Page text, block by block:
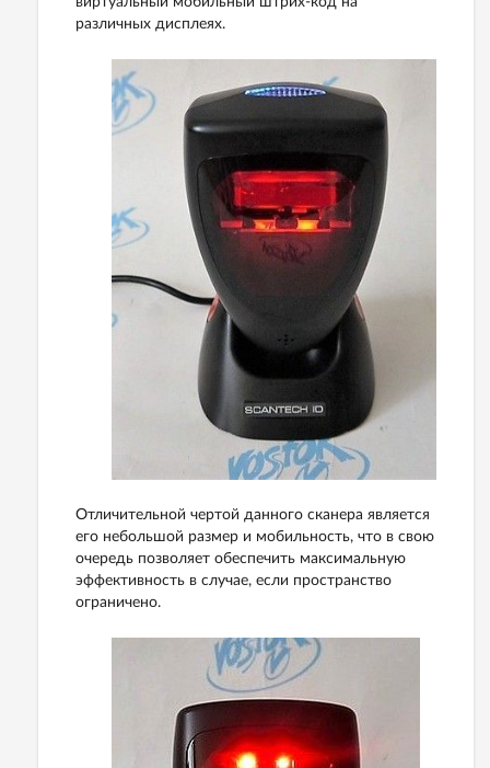
различных дисплеях.
Отличительной чертой данного сканера является
его небольшой размер и мобильность, что в свою
очередь позволяет обеспечить максимальную
эффективность в случае, если пространство
ограничено.